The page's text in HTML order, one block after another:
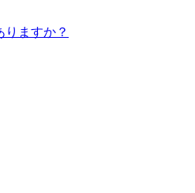
ますか？